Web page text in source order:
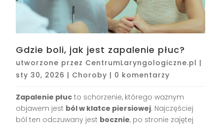
Gdzie boli, jak jest zapalenie płuc?
utworzone przez CentrumLaryngologiczne.pl |
sty 30, 2026 | Choroby | 0 komentarzy
Zapalenie płuc to schorzenie, którego ważnym
objawem jest ból w klatce piersiowej. Najczęściej
ból ten odczuwany jest bocznie, po stronie zajętej